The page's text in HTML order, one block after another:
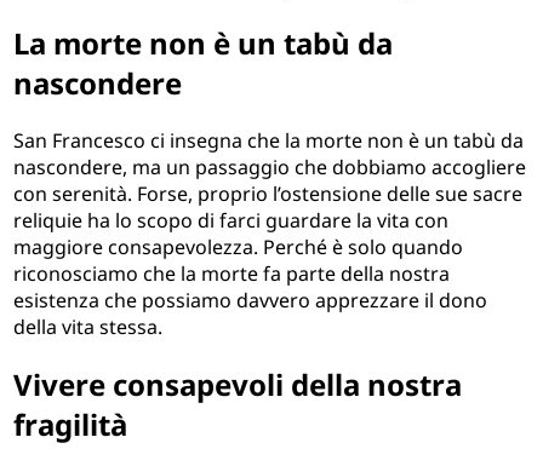
La morte non è un tabù da
nascondere
San Francesco ci insegna che la morte non è un tabù da
nascondere, ma un passaggio che dobbiamo accogliere
con serenità. Forse, proprio l’ostensione delle sue sacre
reliquie ha lo scopo di farci guardare la vita con
maggiore consapevolezza. Perché è solo quando
riconosciamo che la morte fa parte della nostra
esistenza che possiamo davvero apprezzare il dono
della vita stessa.
Vivere consapevoli della nostra
fragilità